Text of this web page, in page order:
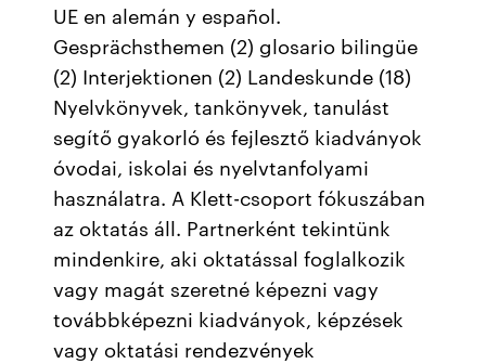
UE en alemán y español.
Gesprächsthemen (2) glosario bilingüe
(2) Interjektionen (2) Landeskunde (18)
Nyelvkönyvek, tankönyvek, tanulást
segítő gyakorló és fejlesztő kiadványok
óvodai, iskolai és nyelvtanfolyami
használatra. A Klett-csoport fókuszában
az oktatás áll. Partnerként tekintünk
mindenkire, aki oktatással foglalkozik
vagy magát szeretné képezni vagy
továbbképezni kiadványok, képzések
vagy oktatási rendezvények